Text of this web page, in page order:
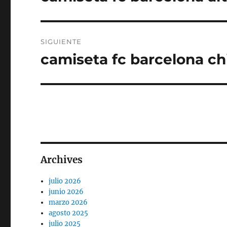
SIGUIENTE
Entrada
camiseta fc barcelona
Archives
julio 2026
junio 2026
marzo 2026
agosto 2025
julio 2025